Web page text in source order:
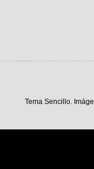
Tema Sencillo.